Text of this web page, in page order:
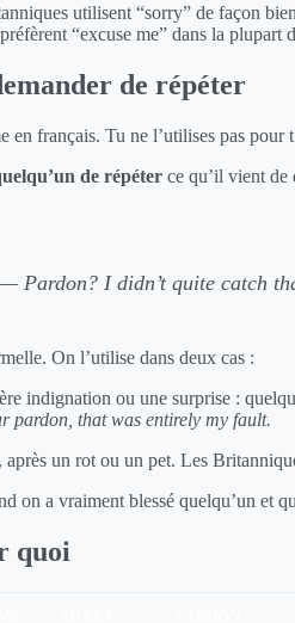
utilisent “sorry” de façon
“excuse me” dans la plupart
de répéter
français. Tu ne l’utilises pas pour
de répéter ce qu’il vient de
Pardon? I didn’t quite catch
On l’utilise dans deux cas :
indignation ou une surprise :
pardon, that was entirely my fault.
un rot ou un pet. Les
on a vraiment blessé quelqu’un et
quoi